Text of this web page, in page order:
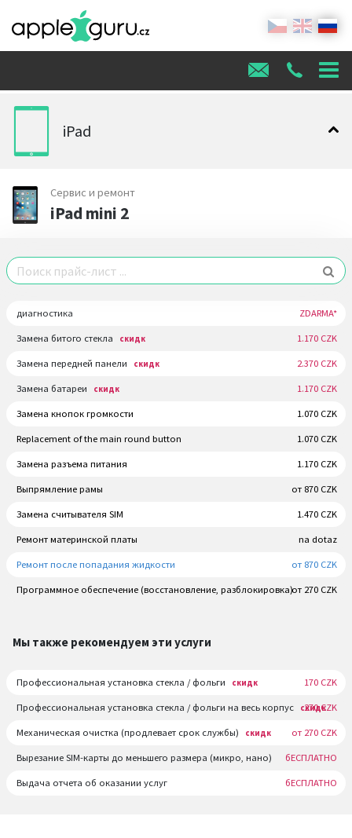
iPad
Сервис и ремонт
iPad mini 2
диагностика ZDARMA*
Замена битого стекла скидк 1.170 CZK
Замена передней панели скидк 2.370 CZK
Замена батареи скидк 1.170 CZK
Замена кнопок громкости 1.070 CZK
Replacement of the main round button 1.070 CZK
Замена разъема питания 1.170 CZK
Выпрямление рамы от 870 CZK
Замена считывателя SIM 1.470 CZK
Ремонт материнской платы na dotaz
Ремонт после попадания жидкости от 870 CZK
Программное обеспечение (восстановление, разблокировка)от 270 CZK
Мы также рекомендуем эти услуги
Профессиональная установка стекла / фольги скидк 170 CZK
Профессиональная установка стекла / фольги на весь корпус скидк
270 CZK
Механическая очистка (продлевает срок службы) скидк от 270 CZK
Вырезание SIM-карты до меньшего размера (микро, нано) бЕСПЛАТНО
Выдача отчета об оказании услуг бЕСПЛАТНО